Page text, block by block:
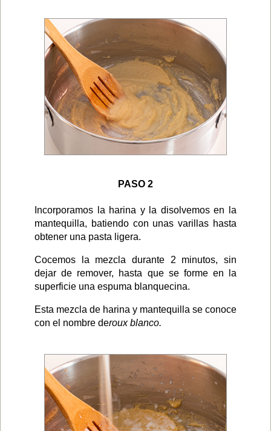
PASO 2
Incorporamos la harina y la disolvemos en la
mantequilla, batiendo con unas varillas hasta
obtener una pasta ligera.
Cocemos la mezcla durante 2 minutos, sin
dejar de remover, hasta que se forme en la
superficie una espuma blanquecina.
Esta mezcla de harina y mantequilla se conoce
con el nombre deroux blanco.